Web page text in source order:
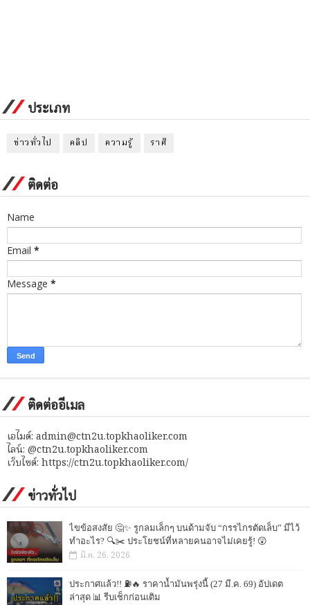
ประเภท
ข่าวทั่วไป คลิป ความรู้ ราศี
ติดต่อ
Name
Email *
Message *
ติดต่ออีเมล
เอไมด์: admin@ctn2u.topkhaoliker.com
ไลน์: @ctn2u.topkhaoliker.com
เว็บไซต์: https://ctn2u.topkhaoliker.com/
ข่าวทั่วไป
ไขข้อสงสัย 🤔✨ รูกลมเล็กๆ บนด้ามจับ “กรรไกรตัดเล็บ” มีไว้
ทำอะไร? 🔍✂️ ประโยชน์ที่หลายคนอาจไม่เคยรู้! 😲
มี.ค. 26, 2026
ประกาศแล้ว!! ⛽🔥 ราคาน้ำมันพรุ่งนี้ (27 มี.ค. 69) อัปเดต
ล่าสุด 📊 รีบเช็กก่อนเติม